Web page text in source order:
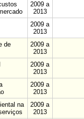
2009 a
2013
2009 a
2013
de
2009 a
2013
2009 a
2013
2009 a
2013
na
2009 a
2013